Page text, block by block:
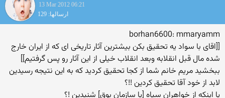
13 Mar 2012 06:21
ارسالها: 129
borhan6600: mmaryamm
[[اقای با سواد یه تحقیق بکن بیشترین آثار تاریخی ای که از ایران خارج
شده مال قبل انقلابه وبعد انقلاب خیلی از این آثار رو پس گرفتیم]]
ببخشید مریم خانم شما از کجا تحقیق کردید که به این نتیجه رسیدین
لابد از خود آقا تحقیق کردین !!؟
یا اینکه از خواهران سپاه [یا سازمان بوق] شنیدین !؟